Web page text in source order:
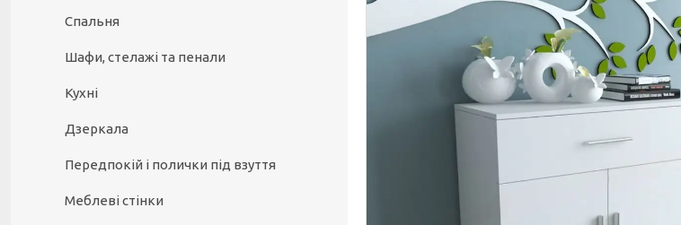
Спальня
Шафи, стелажі та пенали
Кухні
Дзеркала
Передпокій і полички під взуття
Меблеві стінки